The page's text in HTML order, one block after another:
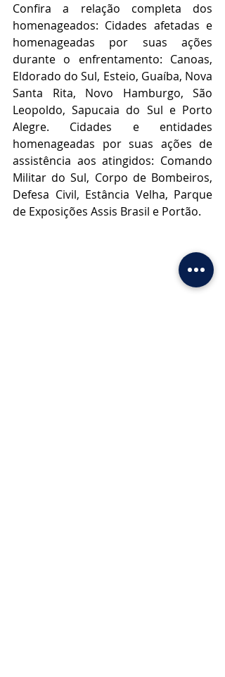
Confira a relação completa dos
homenageados: Cidades afetadas e
homenageadas por suas ações
durante o enfrentamento: Canoas,
Eldorado do Sul, Esteio, Guaíba, Nova
Santa Rita, Novo Hamburgo, São
Leopoldo, Sapucaia do Sul e Porto
Alegre. Cidades e entidades
homenageadas por suas ações de
assistência aos atingidos: Comando
Militar do Sul, Corpo de Bombeiros,
Defesa Civil, Estância Velha, Parque
de Exposições Assis Brasil e Portão.